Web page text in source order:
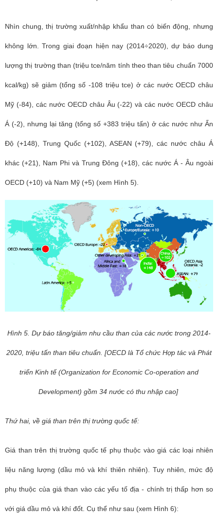
Nhìn chung, thị trường xuất/nhập khẩu than có biến động, nhưng
không lớn. Trong giai đoạn hiện nay (2014÷2020), dự báo dung
lượng thị trường than (triệu tce/năm tính theo than tiêu chuẩn 7000
kcal/kg) sẽ giảm (tổng số -108 triệu tce) ở các nước OECD châu
Mỹ (-84), các nước OECD châu Âu (-22) và các nước OECD châu
Á (-2), nhưng lại tăng (tổng số +383 triệu tấn) ở các nước như Ấn
Độ (+148), Trung Quốc (+102), ASEAN (+79), các nước châu Á
khác (+21), Nam Phi và Trung Đông (+18), các nước Á - Âu ngoài
OECD (+10) và Nam Mỹ (+5) (xem Hình 5).
Hình 5. Dự báo tăng/giảm nhu cầu than của các nước trong 2014-
2020, triệu tấn than tiêu chuẩn. [OECD là Tổ chức Hợp tác và Phát
triển Kinh tế (Organization for Economic Co-operation and
Development) gồm 34 nước có thu nhập cao]
Thứ hai, về giá than trên thị trường quốc tế:
Giá than trên thị trường quốc tế phụ thuộc vào giá các loại nhiên
liệu năng lượng (dầu mỏ và khí thiên nhiên). Tuy nhiên, mức độ
phụ thuộc của giá than vào các yếu tố địa - chính trị thấp hơn so
với giá dầu mỏ và khí đốt. Cụ thể như sau (xem Hình 6):